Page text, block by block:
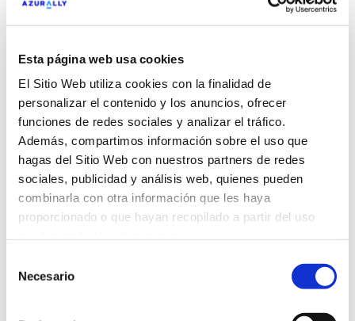
Esta página web usa cookies
El Sitio Web utiliza cookies con la finalidad de
personalizar el contenido y los anuncios, ofrecer
funciones de redes sociales y analizar el tráfico.
Además, compartimos información sobre el uso que
hagas del Sitio Web con nuestros partners de redes
sociales, publicidad y análisis web, quienes pueden
combinarla con otra información que les haya
proporcionado o que hayan recopilado a partir del uso
Necesario
personalizadas para diferentes líneas de
negocio y sectores, optimizando procesos y
resultados
Ad-hoc
Partners destacados